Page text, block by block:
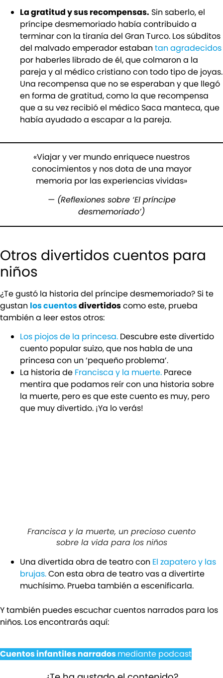
La gratitud y sus recompensas. Sin saberlo, el
príncipe desmemoriado había contribuido a
terminar con la tiranía del Gran Turco. Los súbditos
del malvado emperador estabantan agradecidos
por haberles librado de él, que colmaron a la
pareja y al médico cristiano con todo tipo de joyas.
Una recompensa que no se esperaban y que llegó
en forma de gratitud, como la que recompensa
que a su vez recibió el médico Saca manteca, que
había ayudado a escapar a la pareja.
«Viajar y ver mundo enriquece nuestros
conocimientos y nos dota de una mayor
memoria por las experiencias vividas»
— (Reflexiones sobre ‘El príncipe
desmemoriado’)
Otros divertidos cuentos para
niños
¿Te gustó la historia del príncipe desmemoriado? Si te
gustan los cuentosdivertidoscomo este, prueba
también a leer estos otros:
Los piojos de la princesa. Descubre este divertido
cuento popular suizo, que nos habla de una
princesa con un ‘pequeño problema’.
La historia de Francisca y la muerte. Parece
mentira que podamos reír con una historia sobre
la muerte, pero es que este cuento es muy, pero
que muy divertido. ¡Ya lo verás!
Francisca y la muerte, un precioso cuento
sobre la vida para los niños
Una divertida obra de teatro con El zapatero y las
brujas.Con esta obra de teatro vas a divertirte
muchísimo. Prueba también a escenificarla.
Y también puedes escuchar cuentos narrados para los
niños. Los encontrarás aquí:
Cuentos infantiles narradosmediante podcast